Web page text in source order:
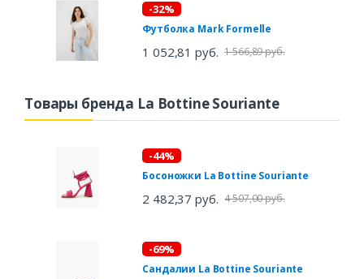
-32%
Футболка Mark Formelle
1 052,81 руб. 1 566,89 руб.
Товары бренда La Bottine Souriante
-44%
Босоножки La Bottine Souriante
2 482,37 руб. 4 507,00 руб.
-69%
Сандалии La Bottine Souriante